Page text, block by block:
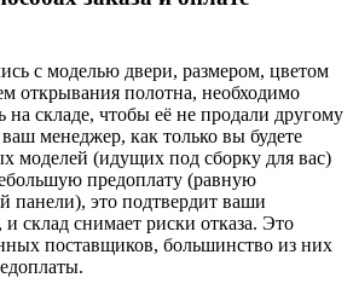
с моделью двери, размером, цветом
открывания полотна, необходимо
на складе, чтобы её не продали другому
менеджер, как только вы будете
моделей (идущих под сборку для вас)
предоплату (равную
панели), это подтвердит ваши
склад снимает риски отказа. Это
поставщиков, большинство из них